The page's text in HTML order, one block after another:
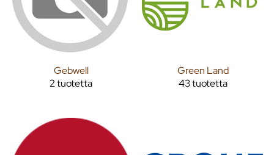
Gebwell
2 tuotetta
Green Land
43 tuotetta